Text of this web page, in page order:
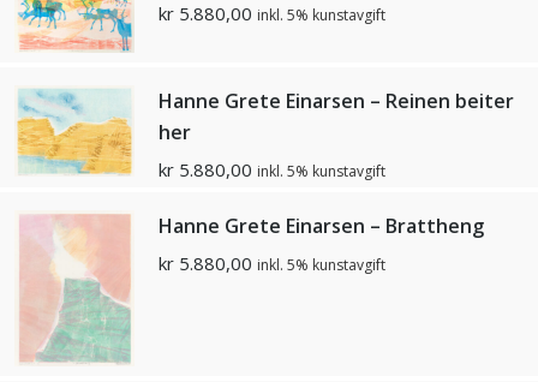
kr 5.880,00 inkl. 5% kunstavgift
Hanne Grete Einarsen – Reinen beiter
her
kr 5.880,00 inkl. 5% kunstavgift
Hanne Grete Einarsen – Brattheng
kr 5.880,00 inkl. 5% kunstavgift